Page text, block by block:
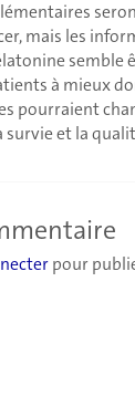
mais les
à mieux
pourraient
et la
pour